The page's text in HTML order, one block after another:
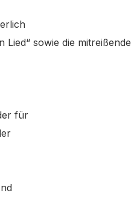
Lied“ sowie die mitreißende
für